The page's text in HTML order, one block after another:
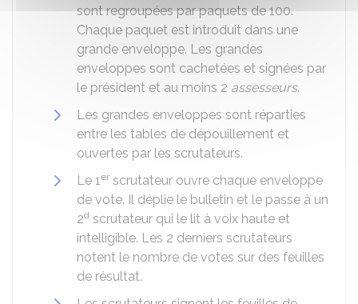
sont regroupées par paquets de 100.
Chaque paquet est introduit dans une
grande enveloppe. Les grandes
enveloppes sont cachetées et signées par
le président et au moins 2 assesseurs.
Les grandes enveloppes sont réparties
entre les tables de dépouillement et
ouvertes par les scrutateurs.
Le 1er scrutateur ouvre chaque enveloppe
de vote. Il déplie le bulletin et le passe à un
2d scrutateur qui le lit à voix haute et
intelligible. Les 2 derniers scrutateurs
notent le nombre de votes sur des feuilles
de résultat.